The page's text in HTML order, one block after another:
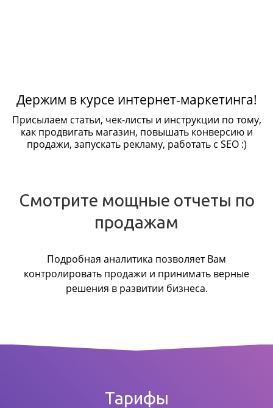
Держим в курсе интернет-маркетинга!
Присылаем статьи, чек-листы и инструкции по тому,
как продвигать магазин, повышать конверсию и
продажи, запускать рекламу, работать с SEO :)
Смотрите мощные отчеты по
продажам
Подробная аналитика позволяет Вам
контролировать продажи и принимать верные
решения в развитии бизнеса.
Тарифы